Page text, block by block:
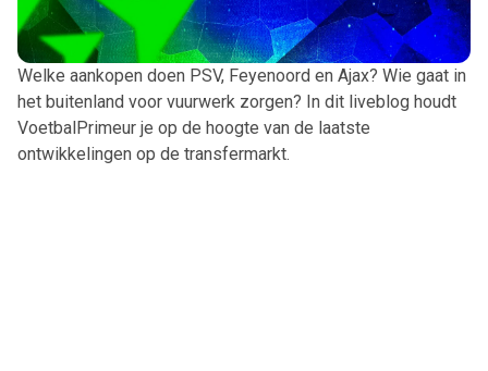
Welke aankopen doen PSV, Feyenoord en Ajax? Wie gaat in
het buitenland voor vuurwerk zorgen? In dit liveblog houdt
VoetbalPrimeur je op de hoogte van de laatste
ontwikkelingen op de transfermarkt.